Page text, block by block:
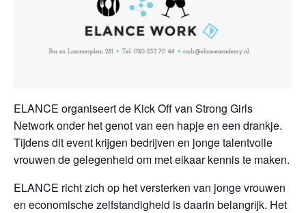
ELANCE organiseert de Kick Off van Strong Girls
Network onder het genot van een hapje en een drankje.
Tijdens dit event krijgen bedrijven en jonge talentvolle
vrouwen de gelegenheid om met elkaar kennis te maken.
ELANCE richt zich op het versterken van jonge vrouwen
en economische zelfstandigheid is daarin belangrijk. Het